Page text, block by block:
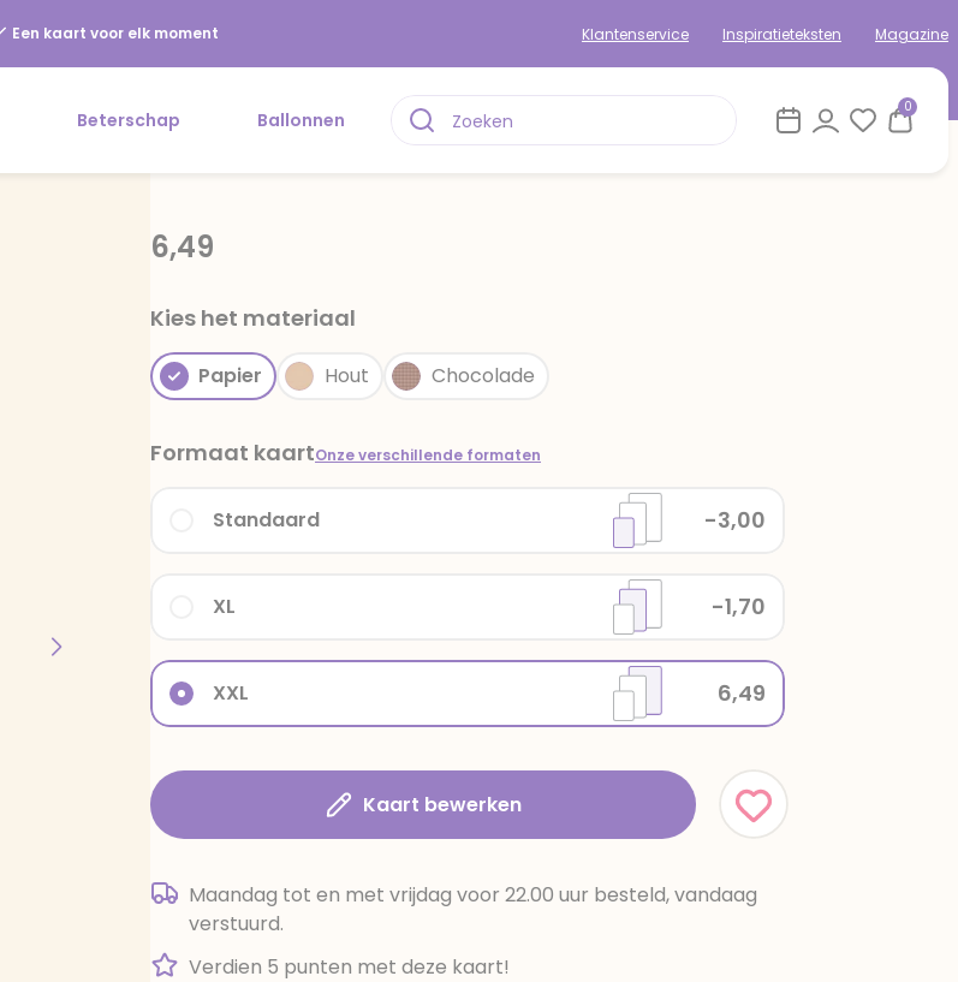
Een kaart voor elk moment Klantenservice Inspiratieteksten Magazine
Beterschap Ballonnen
0
6,49
Kies het materiaal
Papier Hout Chocolade
Formaat kaartOnze verschillende formaten
XXL 6,49
XL -1,70
Standaard -3,00
Kaart bewerken
Maandag tot en met vrijdag voor 22.00 uur besteld, vandaag
verstuurd.
Verdien 5 punten met deze kaart!